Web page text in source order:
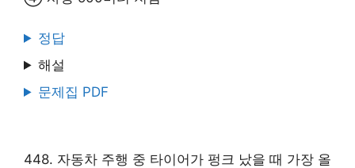
정답
해설
문제집 PDF
448. 자동차 주행 중 타이어가 펑크 났을 때 가장 올